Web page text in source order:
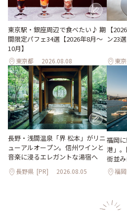
東京駅・銀座周辺で食べたい♪ 期
間限定パフェ34選【2026年8月～
10月】
東京都 2026.08.08
【
ン23選
東
長野・浅間温泉「界 松本」がリニ
ューアルオープン。信州ワインと
音楽に浸るエレガントな湯宿へ
長野県 [PR] 2026.08.05
福岡
港」
街並
福